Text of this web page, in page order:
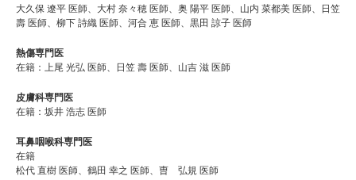
大久保 遼平 医師、大村 奈々穂 医師、奥 陽平 医師、山内 菜都美 医師、日笠
壽 医師、柳下 詩織 医師、河合 恵 医師、黒田 諒子 医師
熱傷専門医
在籍：上尾 光弘 医師、日笠 壽 医師、山吉 滋 医師
皮膚科専門医
在籍：坂井 浩志 医師
耳鼻咽喉科専門医
在籍
松代 直樹 医師、鶴田 幸之 医師、曺 弘規 医師